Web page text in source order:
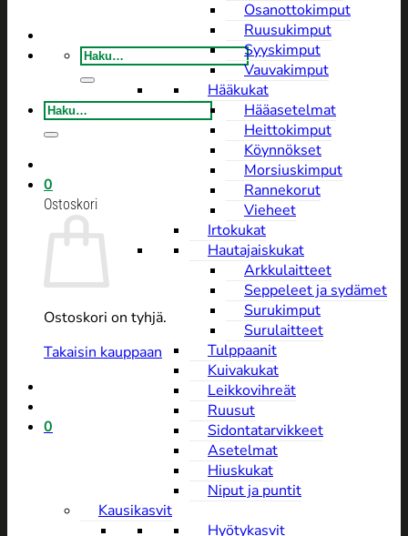
Etsi:
Etsi:
0
Ostoskori
Ostoskori on tyhjä.
Takaisin kauppaan
0
Osanottokimput
Ruusukimput
Syyskimput
Vauvakimput
Hääkukat
Hääasetelmat
Heittokimput
Köynnökset
Morsiuskimput
Rannekorut
Vieheet
Irtokukat
Hautajaiskukat
Arkkulaitteet
Seppeleet ja sydämet
Surukimput
Surulaitteet
Tulppaanit
Kuivakukat
Leikkovihreät
Ruusut
Sidontatarvikkeet
Asetelmat
Hiuskukat
Niput ja puntit
Kausikasvit
Hyötykasvit